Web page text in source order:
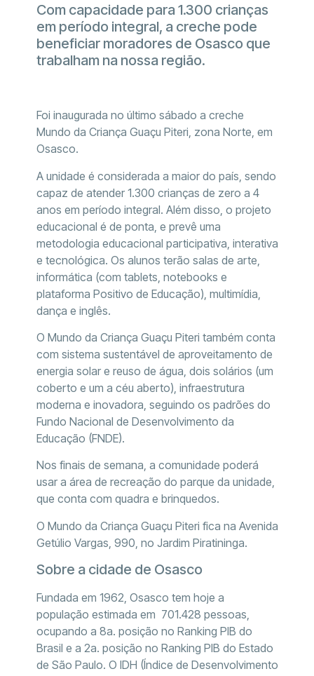
Com capacidade para 1.300 crianças
em período integral, a creche pode
beneficiar moradores de Osasco que
trabalham na nossa região.
Foi inaugurada no último sábado a creche
Mundo da Criança Guaçu Piteri, zona Norte, em
Osasco.
A unidade é considerada a maior do país, sendo
capaz de atender 1.300 crianças de zero a 4
anos em período integral. Além disso, o projeto
educacional é de ponta, e prevê uma
metodologia educacional participativa, interativa
e tecnológica. Os alunos terão salas de arte,
informática (com tablets, notebooks e
plataforma Positivo de Educação), multimídia,
dança e inglês.
O Mundo da Criança Guaçu Piteri também conta
com sistema sustentável de aproveitamento de
energia solar e reuso de água, dois solários (um
coberto e um a céu aberto), infraestrutura
moderna e inovadora, seguindo os padrões do
Fundo Nacional de Desenvolvimento da
Educação (FNDE).
Nos finais de semana, a comunidade poderá
usar a área de recreação do parque da unidade,
que conta com quadra e brinquedos.
O Mundo da Criança Guaçu Piteri fica na Avenida
Getúlio Vargas, 990, no Jardim Piratininga.
Sobre a cidade de Osasco
Fundada em 1962, Osasco tem hoje a
população estimada em 701.428 pessoas,
ocupando a 8a. posição no Ranking PIB do
Brasil e a 2a. posição no Ranking PIB do Estado
de São Paulo. O IDH (Índice de Desenvolvimento